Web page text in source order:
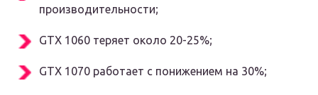
производительности;
GTX 1060 теряет около 20-25%;
GTX 1070 работает с понижением на 30%;